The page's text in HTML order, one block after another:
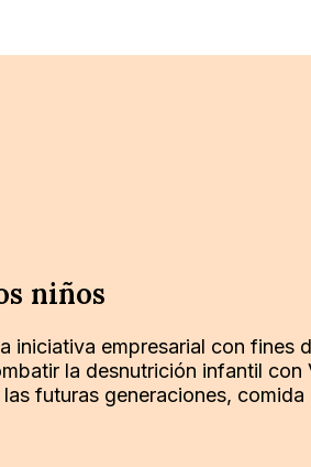
niños
iniciativa empresarial con fines
la desnutrición infantil con
futuras generaciones, comida